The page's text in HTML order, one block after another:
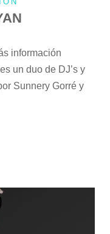
información
un duo de DJ’s y
Sunnery Gorré y